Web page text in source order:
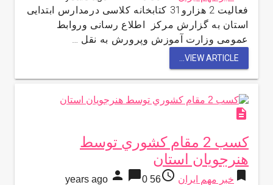
فعالیت 2 هزارو31 کتابخانه کلاسی درمدارس ابتدایی
استان به گزارش مركز اطلاع رسانی وروابط
عمومی وزارت آموزش وپرورش به نقل …
VIEW ARTICLE...
description
كسب 2 مقام كشوري توسط
هنرجويان استان
bookmark خبر مهم ایران access_time
56 years ago
person chat_bubble0